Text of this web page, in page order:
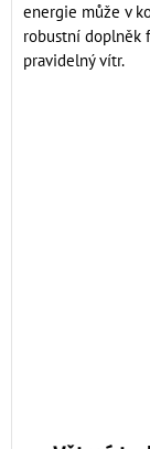
energie může v
robustní doplněk
pravidelný vítr.